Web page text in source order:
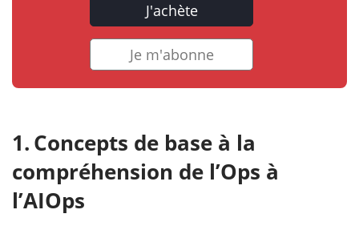
J'achète
Je m'abonne
Concepts de base à la
compréhension de l’Ops à
l’AIOps